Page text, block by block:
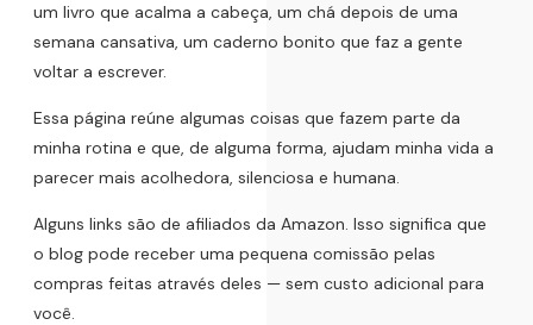
um livro que acalma a cabeça, um chá depois de uma
semana cansativa, um caderno bonito que faz a gente
voltar a escrever.
Essa página reúne algumas coisas que fazem parte da
minha rotina e que, de alguma forma, ajudam minha vida a
parecer mais acolhedora, silenciosa e humana.
Alguns links são de afiliados da Amazon. Isso significa que
o blog pode receber uma pequena comissão pelas
compras feitas através deles — sem custo adicional para
você.